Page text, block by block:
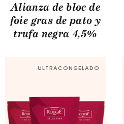
Alianza de bloc de
foie gras de pato y
trufa negra 4,5%
ULTRACONGELADO